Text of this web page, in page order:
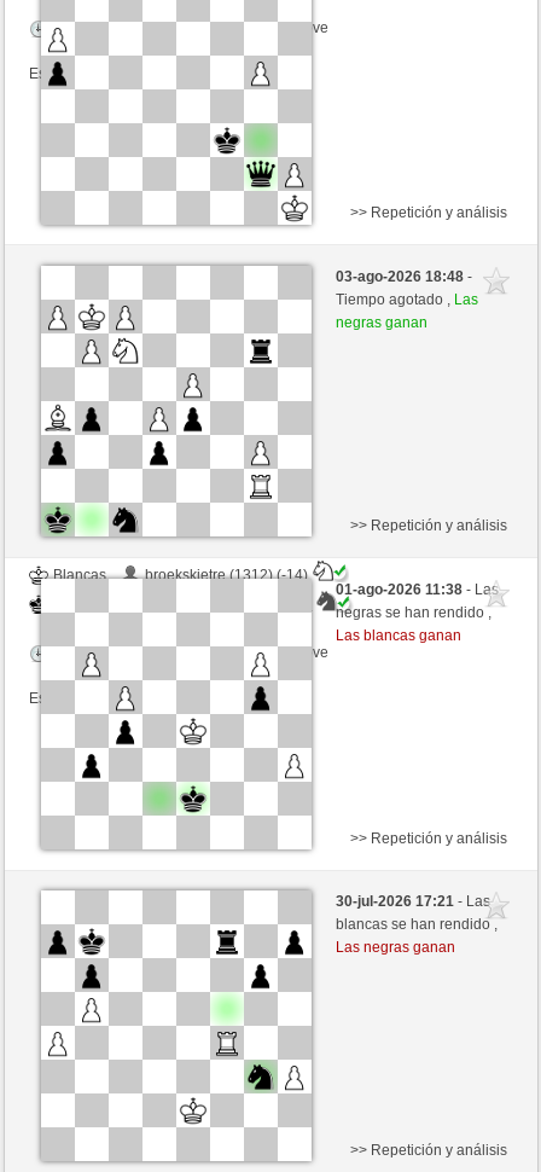
Tiempo: 4 minutes/side + 0 seconds/move
Esta partida es por puntos
Blancas
BuffaloBills1064 (1200) (-28)
Tiempo: 5 minutes/side + 0 seconds/move
Esta partida es por puntos
>> Repetición y análisis
03-ago-2026 18:48-
Tiempo agotado , Las
negras ganan
Blancas
broekskietre (1312) (-14)
Tiempo: 4 minutes/side + 0 seconds/move
Esta partida es por puntos
>> Repetición y análisis
01-ago-2026 11:38- Las
negras se han rendido ,
Las blancas ganan
Blancas
Peter17 (1549) (+8)
Tiempo: 4 minutes/side + 0 seconds/move
Esta partida es por puntos
>> Repetición y análisis
30-jul-2026 17:21- Las
blancas se han rendido ,
Las negras ganan
>> Repetición y análisis